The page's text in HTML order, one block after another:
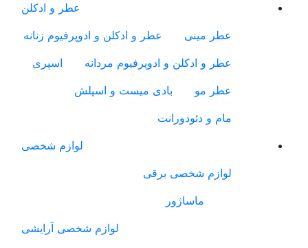
عطر و ادکلن
عطر مینی
عطر و ادکلن و ادوپرفیوم زنانه
عطر و ادکلن و ادوپرفیوم مردانه
اسپری
عطر مو
بادی میست و اسپلش
مام و دئودورانت
لوازم شخصی
لوازم شخصی برقی
ماساژور
لوازم شخصی آرایشی